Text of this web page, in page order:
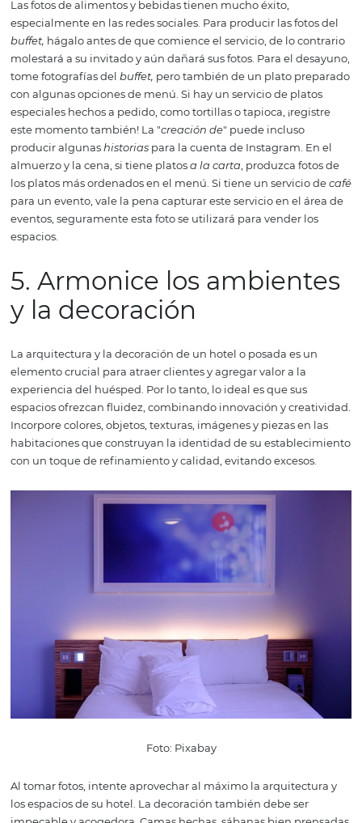
3. Prepare todo para el
de la sesión de fotos
Comience eligiendo un día tranquilo para tomar las
preferencia a los días de baja ocupación para no
flujo de invitados. Involucre a todo el equipo de
hotel debe estar impecable, prestando atención a las
limpieza de las fachadas y ventanas de vidrio,
jardinería e incluso las alfombras. Si va a incluir al
fotos, asegúrese de que todos usen el atuendo que
una persona responsable para acompañar al fotógrafo y
con la producción. Un ejemplo muy común son las
están arrugadas en la foto; una plancha antes del
resultado. ¡Estas fotos se utilizarán durante mucho
que garantiza que imprimirán lo mejor de su hotel u
4. Tome fotos de
y bebidas
Las fotos de alimentos y bebidas tienen mucho éxito,
especialmente en las redes sociales. Para producir las
hágalo antes de que comience el servicio, de lo
molestará a su invitado y aún dañará sus fotos. Para el
con algunas opciones de menú. Si hay un servicio de
especiales hechos a pedido, como tortillas o tapioca,
este momento también! La "
" puede incluso
producir algunashistorias para la cuenta de Instagram.
almuerzo y la cena, si tiene platos
, produzca
para un evento, vale la pena capturar este servicio en el
espacios.